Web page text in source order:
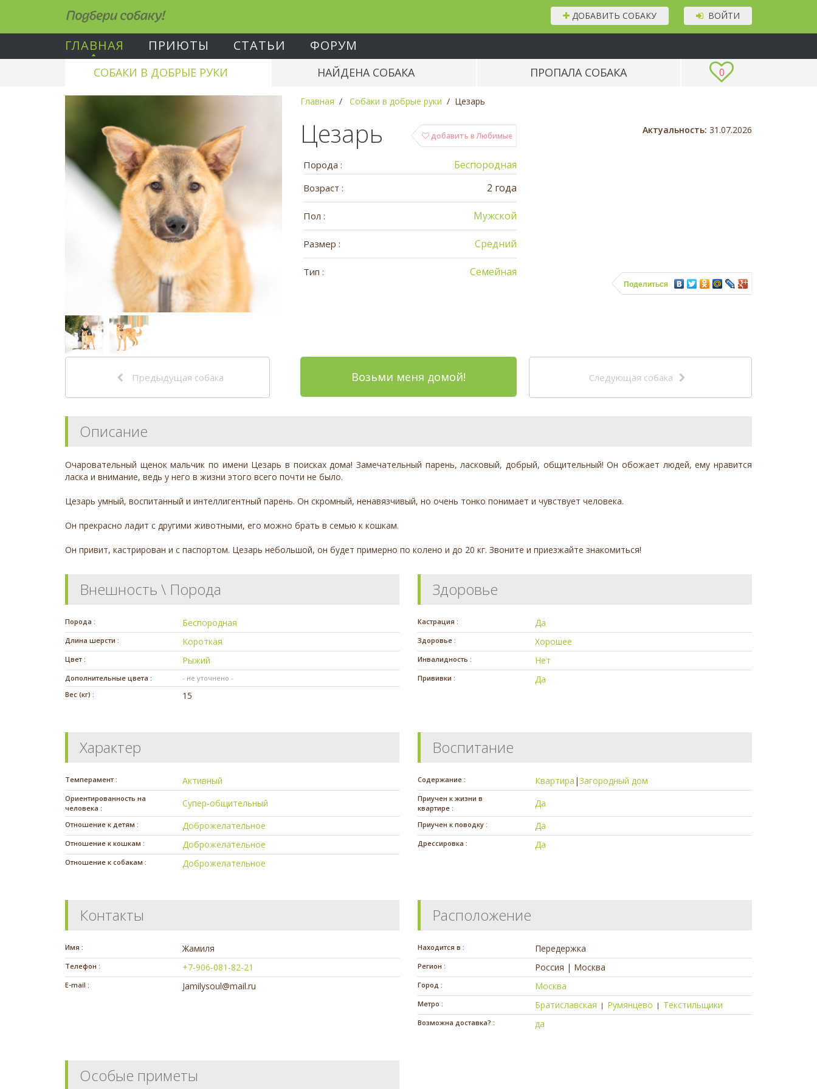
Подбери собаку! ВОЙТИ
ДОБАВИТЬ СОБАКУ
ГЛАВНАЯ ПРИЮТЫ СТАТЬИ ФОРУМ
0
СОБАКИ В ДОБРЫЕ РУКИ НАЙДЕНА СОБАКА ПРОПАЛА СОБАКА
Главная Собаки в добрые руки Цезарь
добавить в Любимые
Цезарь
Порода : Беспородная
Возраст : 2 года
Пол : Мужской
Размер : Средний
Тип : Семейная
Актуальность: 31.07.2026
Поделиться
Предыдущая собака Возьми меня домой! Следующая собака
Описание
Очаровательный щенок мальчик по имени Цезарь в поисках дома! Замечательный парень, ласковый, добрый, общительный! Он обожает людей, ему нравится
ласка и внимание, ведь у него в жизни этого всего почти не было.
Цезарь умный, воспитанный и интеллигентный парень. Он скромный, ненавязчивый, но очень тонко понимает и чувствует человека.
Он прекрасно ладит с другими животными, его можно брать в семью к кошкам.
Он привит, кастрирован и с паспортом. Цезарь небольшой, он будет примерно по колено и до 20 кг. Звоните и приезжайте знакомиться!
Внешность \ Порода
Порода : Беспородная
Длина шерсти : Короткая
Цвет : Рыжий
Дополнительные цвета :
- не уточнено -
Вес (кг) :
15
Здоровье
Кастрация : Да
Здоровье : Хорошее
Инвалидность : Нет
Прививки : Да
Характер
Темперамент : Активный
Ориентированность на
человека :
Супер-общительный
Отношение к детям : Доброжелательное
Отношение к кошкам : Доброжелательное
Отношение к собакам : Доброжелательное
Воспитание
Содержание : Квартира |Загородный дом
Приучен к жизни в
квартире :
Да
Приучен к поводку : Да
Дрессировка : Да
Контакты
Имя : Жамиля
Телефон : +7-906-081-82-21
E-mail : Jamilysoul@mail.ru
Расположение
Находится в : Передержка
Регион : Россия | Москва
Город : Москва
Метро : Братиславская | Румянцево | Текстильщики
Возможна доставка? : да
Особые приметы